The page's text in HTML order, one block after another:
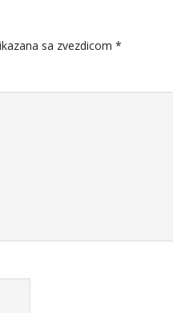
sa zvezdicom *